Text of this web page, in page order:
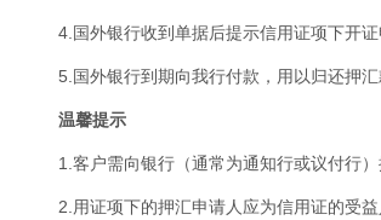
4.国外银行收到单据后提示信用证项下开
5.国外银行到期向我行付款，用以归还押汇
温馨提示
1.客户需向银行（通常为通知行或议付行
2.用证项下的押汇申请人应为信用证的受益